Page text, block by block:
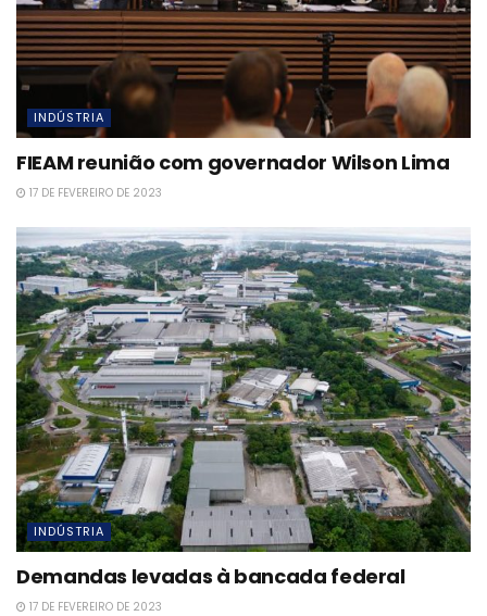
INDÚSTRIA
FIEAM reunião com governador Wilson Lima
17 DE FEVEREIRO DE 2023
INDÚSTRIA
Demandas levadas à bancada federal
17 DE FEVEREIRO DE 2023